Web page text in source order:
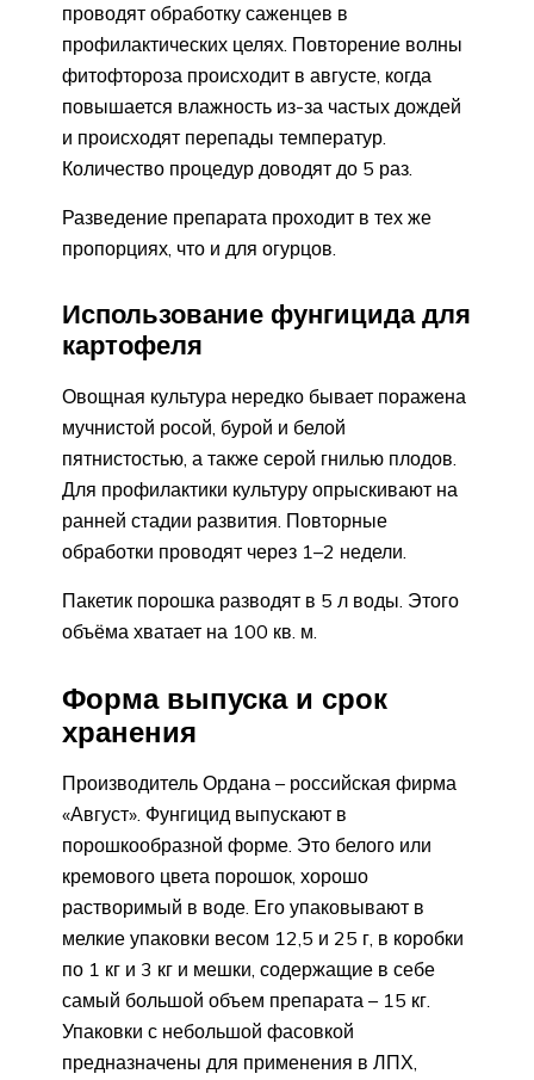
проводят обработку саженцев в
профилактических целях. Повторение волны
фитофтороза происходит в августе, когда
повышается влажность из-за частых дождей
и происходят перепады температур.
Количество процедур доводят до 5 раз.
Разведение препарата проходит в тех же
пропорциях, что и для огурцов.
Использование фунгицида для
картофеля
Овощная культура нередко бывает поражена
мучнистой росой, бурой и белой
пятнистостью, а также серой гнилью плодов.
Для профилактики культуру опрыскивают на
ранней стадии развития. Повторные
обработки проводят через 1–2 недели.
Пакетик порошка разводят в 5 л воды. Этого
объёма хватает на 100 кв. м.
Форма выпуска и срок
хранения
Производитель Ордана – российская фирма
«Август». Фунгицид выпускают в
порошкообразной форме. Это белого или
кремового цвета порошок, хорошо
растворимый в воде. Его упаковывают в
мелкие упаковки весом 12,5 и 25 г, в коробки
по 1 кг и 3 кг и мешки, содержащие в себе
самый большой объем препарата – 15 кг.
Упаковки с небольшой фасовкой
предназначены для применения в ЛПХ,